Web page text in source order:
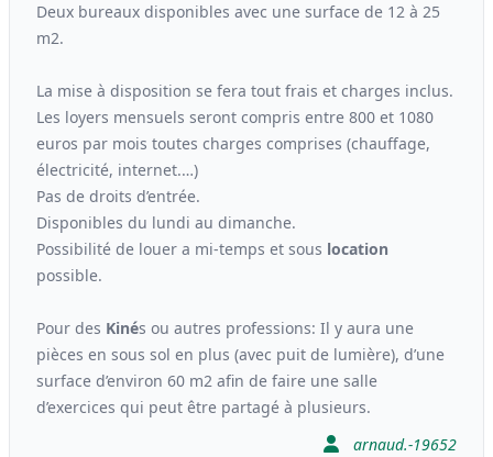
Deux bureaux disponibles avec une surface de 12 à 25
m2.
La mise à disposition se fera tout frais et charges inclus.
Les loyers mensuels seront compris entre 800 et 1080
euros par mois toutes charges comprises (chauffage,
électricité, internet.…)
Pas de droits d’entrée.
Disponibles du lundi au dimanche.
Possibilité de louer a mi-temps et sous location
possible.
Pour des Kinés ou autres professions: Il y aura une
pièces en sous sol en plus (avec puit de lumière), d’une
surface d’environ 60 m2 afin de faire une salle
d’exercices qui peut être partagé à plusieurs.
arnaud.-19652